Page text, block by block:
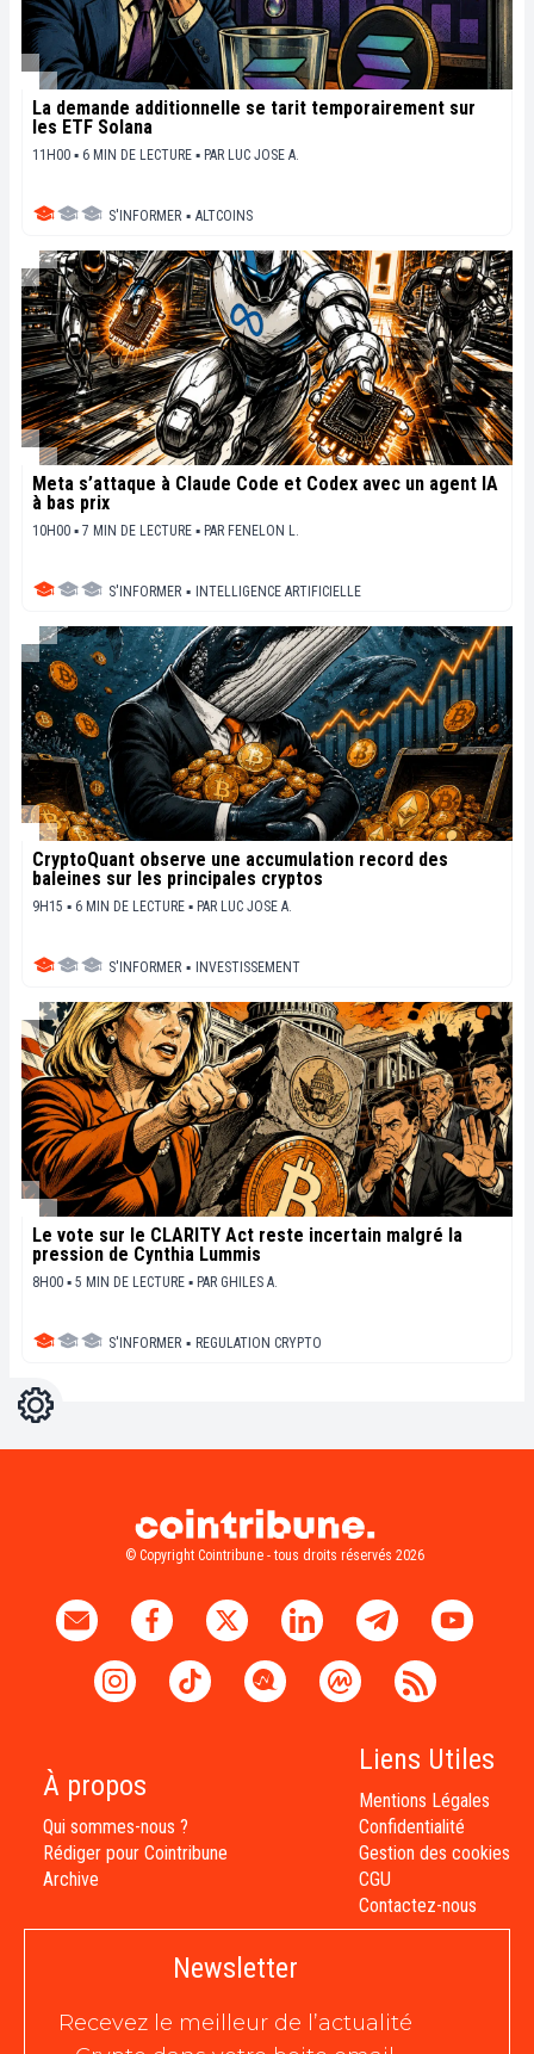
La demande additionnelle se tarit temporairement sur
les ETF Solana
11H00 ▪ 6 MIN DE LECTURE ▪ PAR LUC JOSE A.
S'INFORMER ▪ ALTCOINS
Meta s’attaque à Claude Code et Codex avec un agent IA
à bas prix
10H00 ▪ 7 MIN DE LECTURE ▪ PAR FENELON L.
S'INFORMER ▪ INTELLIGENCE ARTIFICIELLE
CryptoQuant observe une accumulation record des
baleines sur les principales cryptos
9H15 ▪ 6 MIN DE LECTURE ▪ PAR LUC JOSE A.
S'INFORMER ▪ INVESTISSEMENT
Le vote sur le CLARITY Act reste incertain malgré la
pression de Cynthia Lummis
8H00 ▪ 5 MIN DE LECTURE ▪ PAR GHILES A.
S'INFORMER ▪ REGULATION CRYPTO
Réglages
© Copyright Cointribune - tous droits réservés 2026
À propos
Qui sommes-nous ?
Rédiger pour Cointribune
Archive
Liens Utiles
Mentions Légales
Confidentialité
Gestion des cookies
CGU
Contactez-nous
Newsletter
Recevez le meilleur de l’actualité